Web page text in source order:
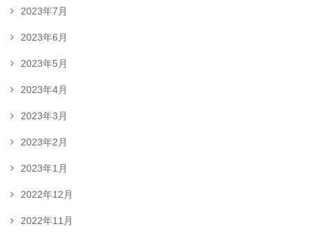
2023年7月
2023年6月
2023年5月
2023年4月
2023年3月
2023年2月
2023年1月
2022年12月
2022年11月